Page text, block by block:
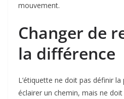
mouvement.
Changer de
la différence
L’étiquette ne doit pas définir
éclairer un chemin, mais ne